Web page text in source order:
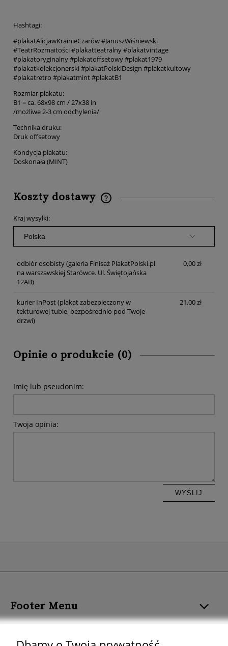
Hashtagi:
#plakatAlicjawKrainieCzarów #JanuszWiśniewski
#TeatrRozmaitości #plakatteatralny #plakatvintage
#plakatoryginalny #plakatoffsetowy #plakat1979
#plakatkolekcjonerski #plakatPolskiDesign #plakatkultowy
#plakatretro #plakatmint #plakatB1
Rozmiar plakatu:
B1 = ca. 68x98 cm / 27x38 in
/możliwe 2-3 cm odchylenia/
Technika druku:
Druk offsetowy
Kondycja plakatu:
Doskonała (MINT)
Koszty dostawy
Kraj wysyłki:
odbiór osobisty(galeria Finisaż PlakatPolski.pl
na warszawskiej Starówce. Ul. Świętojańska
12AB)
0,00 zł
kurier InPost(plakat zabezpieczony w
tekturowej tubie, bezpośrednio pod Twoje
drzwi)
21,00 zł
Opinie o produkcie (0)
Imię lub pseudonim:
Twoja opinia:
WYŚLIJ
Footer Menu